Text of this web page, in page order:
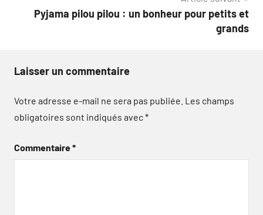
Pyjama pilou pilou : un bonheur pour petits et
grands
Laisser un commentaire
Votre adresse e-mail ne sera pas publiée. Les champs
obligatoires sont indiqués avec*
Commentaire*